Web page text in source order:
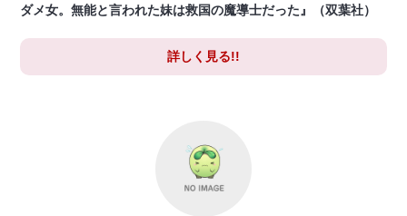
ダメ女。無能と言われた妹は救国の魔導士だった』（双葉社）
詳しく見る!!